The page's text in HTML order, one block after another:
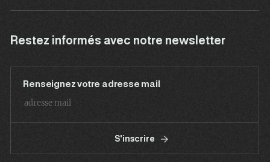
Restez informés avec notre newsletter
Renseignez votre adresse mail
S'inscrire